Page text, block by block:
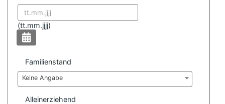
(Datum format:
tt.mm.jjjj)
Familienstand
Keine Angabe
Alleinerziehend